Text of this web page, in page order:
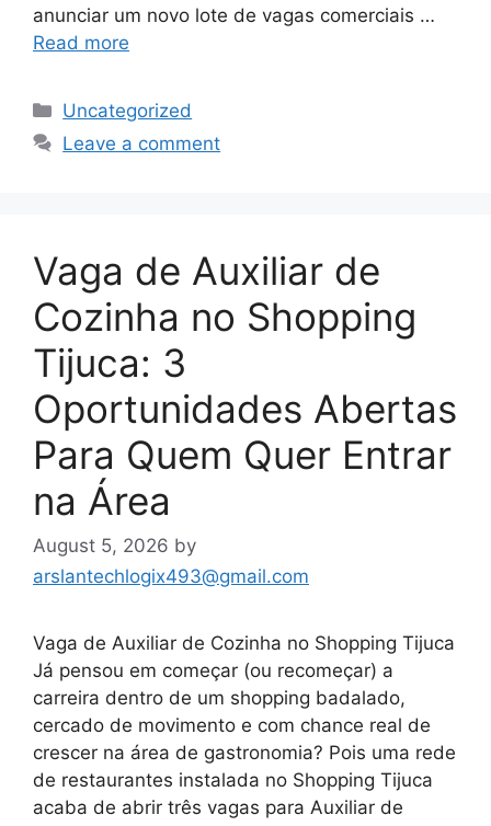
anunciar um novo lote de vagas comerciais …
Read more
Categories
Uncategorized
Leave a comment
Vaga de Auxiliar de
Cozinha no Shopping
Tijuca: 3
Oportunidades Abertas
Para Quem Quer Entrar
na Área
August 5, 2026 by
arslantechlogix493@gmail.com
Vaga de Auxiliar de Cozinha no Shopping Tijuca
Já pensou em começar (ou recomeçar) a
carreira dentro de um shopping badalado,
cercado de movimento e com chance real de
crescer na área de gastronomia? Pois uma rede
de restaurantes instalada no Shopping Tijuca
acaba de abrir três vagas para Auxiliar de